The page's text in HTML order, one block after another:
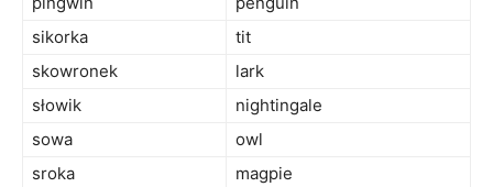
sikorka
tit
skowronek
lark
słowik
nightingale
sowa
owl
sroka
magpie